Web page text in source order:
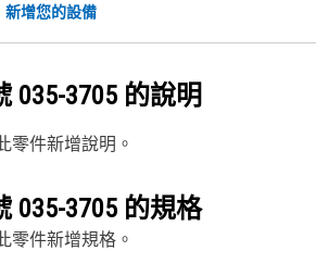
新增您的設備
035-3705 的說明
零件新增說明。
035-3705 的規格
零件新增規格。